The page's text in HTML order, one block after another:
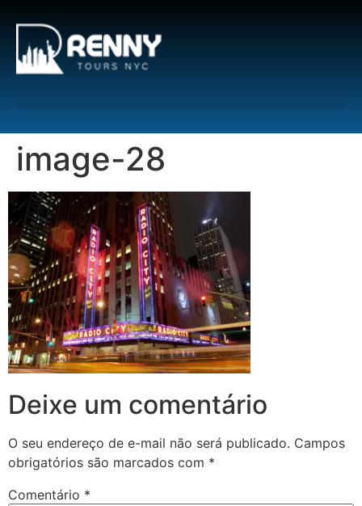
image-28
Deixe um comentário
O seu endereço de e-mail não será publicado. Campos
obrigatórios são marcados com *
Comentário *